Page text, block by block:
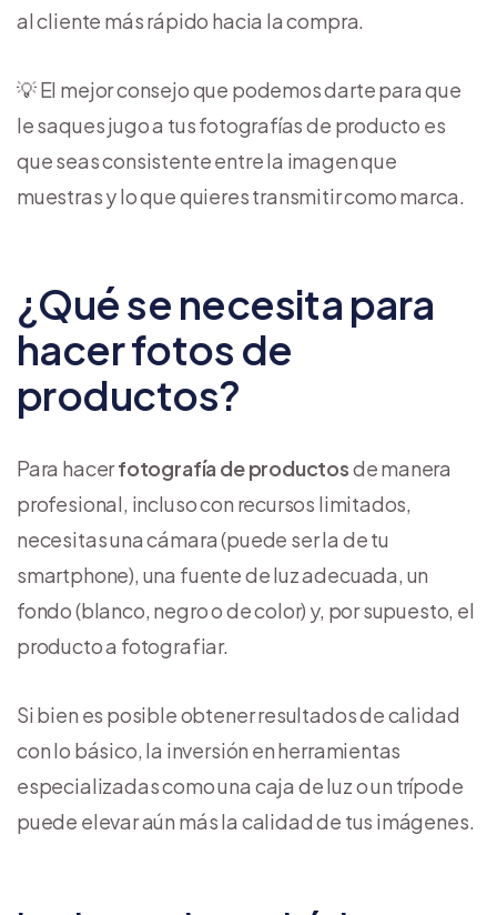
al cliente más rápido hacia la compra.
💡 El mejor consejo que podemos darte para que
le saques jugo a tus fotografías de producto es
que seas consistente entre la imagen que
muestras y lo que quieres transmitir como marca.
¿Qué se necesita para
hacer fotos de
productos?
Para hacerfotografía de productosde manera
profesional, incluso con recursos limitados,
necesitas una cámara (puede ser la de tu
smartphone), una fuente de luz adecuada, un
fondo (blanco, negro o de color) y, por supuesto, el
producto a fotografiar.
Si bien es posible obtener resultados de calidad
con lo básico, la inversión en herramientas
especializadas como una caja de luz o un trípode
puede elevar aún más la calidad de tus imágenes.